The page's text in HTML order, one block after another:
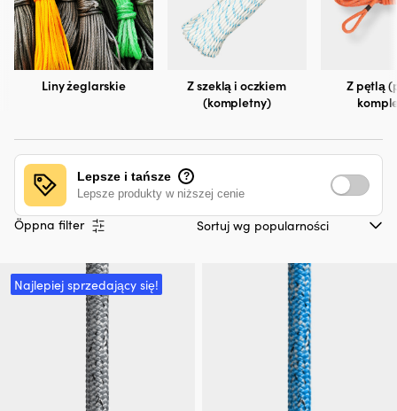
Liny żeglarskie
Z szeklą i oczkiem
(kompletny)
Z pętlą
Öppna filter
Lepsze i tańsze ?
Lepsze produkty w niższej cenie
Najlepiej sprzedający się!